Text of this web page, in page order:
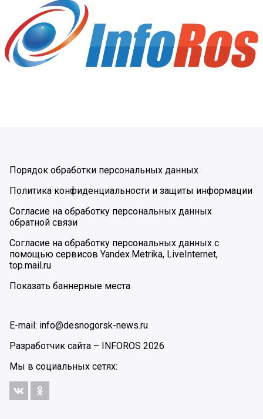
Порядок обработки персональных данных
Политика конфиденциальности и защиты информации
Согласие на обработку персональных данных
обратной связи
Согласие на обработку персональных данных с
помощью сервисов Yandex.Metrika, LiveInternet,
top.mail.ru
Показать баннерные места
E-mail: info@desnogorsk-news.ru
Разработчик сайта – INFOROS 2026
Мы в социальных сетях: